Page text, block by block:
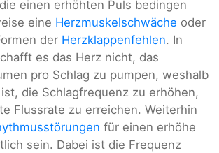
einen erhöhten Puls bedingen
eine Herzmuskelschwäche oder
der Herzklappenfehlen. In
es das Herz nicht, das
pro Schlag zu pumpen, weshalb
die Schlagfrequenz zu erhöhen,
Flussrate zu erreichen. Weiterhin
für einen erhöhe
sein. Dabei ist die Frequenz